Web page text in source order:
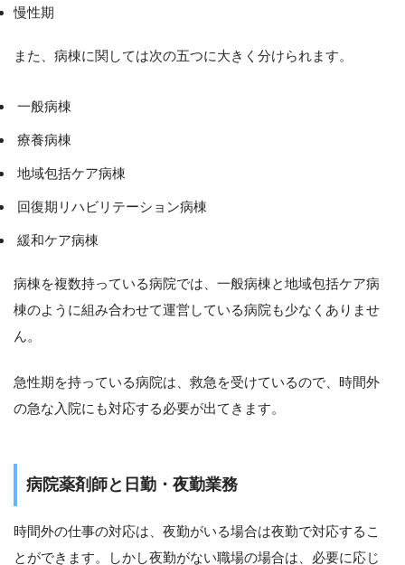
慢性期
また、病棟に関しては次の五つに大きく分けられます。
一般病棟
療養病棟
地域包括ケア病棟
回復期リハビリテーション病棟
緩和ケア病棟
病棟を複数持っている病院では、一般病棟と地域包括ケア病
棟のように組み合わせて運営している病院も少なくありませ
ん。
急性期を持っている病院は、救急を受けているので、時間外
の急な入院にも対応する必要が出てきます。
病院薬剤師と日勤・夜勤業務
時間外の仕事の対応は、夜勤がいる場合は夜勤で対応するこ
とができます。しかし夜勤がない職場の場合は、必要に応じ